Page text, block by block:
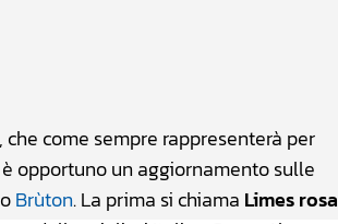
, che come sempre rappresenterà per
opportuno un aggiornamento sulle
Brùton. La prima si chiama Limes rosa